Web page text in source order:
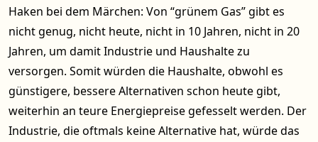
Haken bei dem Märchen: Von “grünem Gas” gibt es
nicht genug, nicht heute, nicht in 10 Jahren, nicht in 20
Jahren, um damit Industrie und Haushalte zu
versorgen. Somit würden die Haushalte, obwohl es
günstigere, bessere Alternativen schon heute gibt,
weiterhin an teure Energiepreise gefesselt werden. Der
Industrie, die oftmals keine Alternative hat, würde das